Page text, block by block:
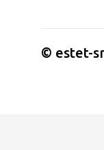
© estet-